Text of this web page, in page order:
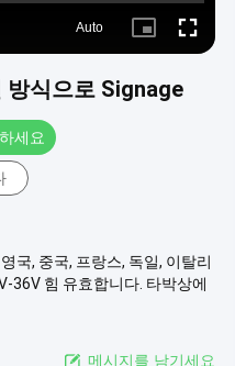
Auto
Picture- Fullscreen
방식으로 Signage
세요
국, 중국, 프랑스, 독일, 이탈리
36V 힘 유효합니다. 타박상에
메시지를 남기세요